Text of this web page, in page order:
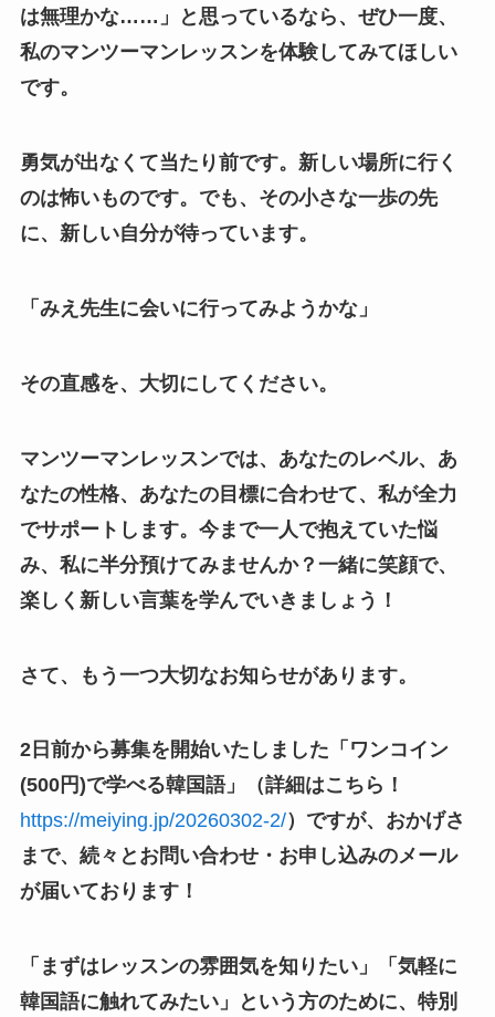
は無理かな……」と思っているなら、ぜひ一度、
私のマンツーマンレッスンを体験してみてほしい
です。
勇気が出なくて当たり前です。新しい場所に行く
のは怖いものです。でも、その小さな一歩の先
に、新しい自分が待っています。
「みえ先生に会いに行ってみようかな」
その直感を、大切にしてください。
マンツーマンレッスンでは、あなたのレベル、あ
なたの性格、あなたの目標に合わせて、私が全力
でサポートします。今まで一人で抱えていた悩
み、私に半分預けてみませんか？一緒に笑顔で、
楽しく新しい言葉を学んでいきましょう！
さて、もう一つ大切なお知らせがあります。
2日前から募集を開始いたしました「ワンコイン
(500円)で学べる韓国語」（詳細はこちら！
https://meiying.jp/20260302-2/）ですが、おかげさ
まで、続々とお問い合わせ・お申し込みのメール
が届いております！
「まずはレッスンの雰囲気を知りたい」「気軽に
韓国語に触れてみたい」という方のために、特別